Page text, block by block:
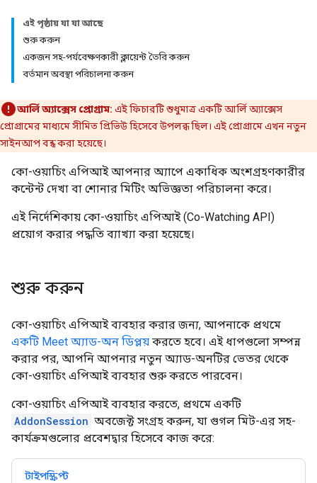
এই পৃষ্ঠায় যা যা আছে
শুরু করুন
একজন সহ-পর্যবেক্ষণকারী ক্লায়েন্ট তৈরি করুন
বর্তমান অবস্থা পরিচালনা করুন
আর্লি অ্যাক্সেস প্রোগ্রাম: এই ফিচারটি শুধুমাত্র একটি আর্লি অ্যাক্সেস
প্রোগ্রামের মাধ্যমে সীমিত প্রিভিউ হিসেবে উপলব্ধ ছিল। এই প্রোগ্রামে এখন নতুন
সাইনআপ বন্ধ করা হয়েছে।
কো-ওয়াচিং এপিআই আপনার অ্যাপে একাধিক অংশগ্রহণকারীর
কন্টেন্ট দেখা বা শোনার মিটিং অভিজ্ঞতা পরিচালনা করে।
এই নির্দেশিকায় কো-ওয়াচিং এপিআই (Co-Watching API)
প্রয়োগ করার পদ্ধতি ব্যাখ্যা করা হয়েছে।
শুরু করুন
কো-ওয়াচিং এপিআই ব্যবহার করার জন্য, আপনাকে প্রথমে
একটি Meet অ্যাড-অন ডিপ্লয় করতে হবে। এই ধাপগুলো সম্পন্ন
করার পর, আপনি আপনার নতুন অ্যাড-অনটির ভেতর থেকে
কো-ওয়াচিং এপিআই ব্যবহার শুরু করতে পারবেন।
কো-ওয়াচিং এপিআই ব্যবহার করতে, প্রথমে একটি
AddonSession অবজেক্ট সংগ্রহ করুন, যা গুগল মিট-এর সহ-
কার্যক্রমগুলোর প্রবেশদ্বার হিসেবে কাজ করে:
টাইপস্ক্রিপ্ট